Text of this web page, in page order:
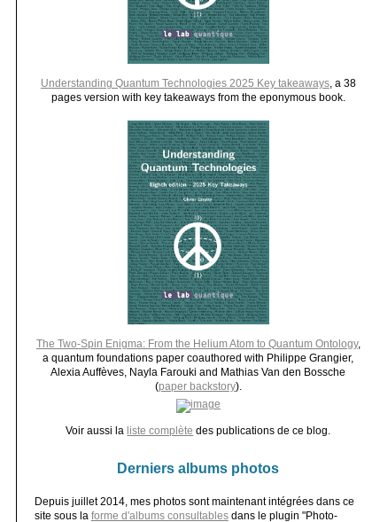
Understanding Quantum Technologies 2025 Key takeaways, a 38
pages version with key takeaways from the eponymous book.
The Two-Spin Enigma: From the Helium Atom to Quantum Ontology,
a quantum foundations paper coauthored with Philippe Grangier,
Alexia Auffèves, Nayla Farouki and Mathias Van den Bossche
(paper backstory).
Voir aussi la liste complète des publications de ce blog.
Derniers albums photos
Depuis juillet 2014, mes photos sont maintenant intégrées dans ce
site sous la forme d'albums consultablesdans le plugin "Photo-